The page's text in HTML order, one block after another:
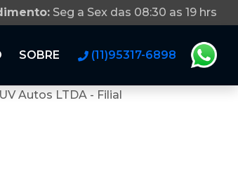
Seg a Sex das 08:30 as 19 hrs
SOBRE (11)95317-6898
Autos LTDA - Filial